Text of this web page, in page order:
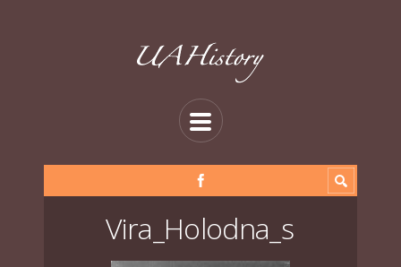
Vira_Holodna_s